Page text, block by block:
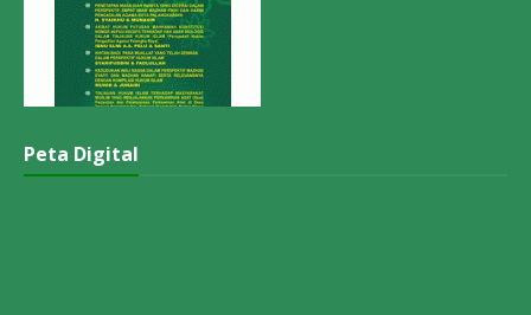
Peta Digital